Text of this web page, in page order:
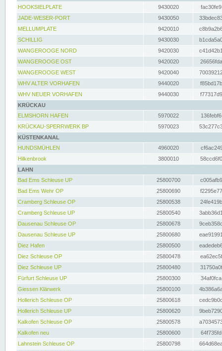
HOOKSIELPLATE
9430020
JADE-WESER-PORT
9430050
MELLUMPLATE
9420010
SCHILLIG
9430030
WANGEROOGE NORD
9420030
WANGEROOGE OST
9420020
WANGEROOGE WEST
9420040
WHV ALTER VORHAFEN
9440020
WHV NEUER VORHAFEN
9440030
KRÜCKAU
ELMSHORN HAFEN
5970022
KRÜCKAU-SPERRWERK BP
5970023
KÜSTENKANAL
HUNDSMÜHLEN
4960020
Hilkenbrook
3800010
LAHN
Bad Ems Schleuse UP
25800700
Bad Ems Wehr OP
25800690
Cramberg Schleuse OP
25800538
Cramberg Schleuse UP
25800540
Dausenau Schleuse OP
25800678
Dausenau Schleuse UP
25800680
Diez Hafen
25800500
Diez Schleuse OP
25800478
Diez Schleuse UP
25800480
Fürfurt Schleuse UP
25800300
Giessen Klärwerk
25800100
Hollerich Schleuse OP
25800618
Hollerich Schleuse UP
25800620
Kalkofen Schleuse OP
25800578
Kalkofen neu
25800600
Lahnstein Schleuse OP
25800798